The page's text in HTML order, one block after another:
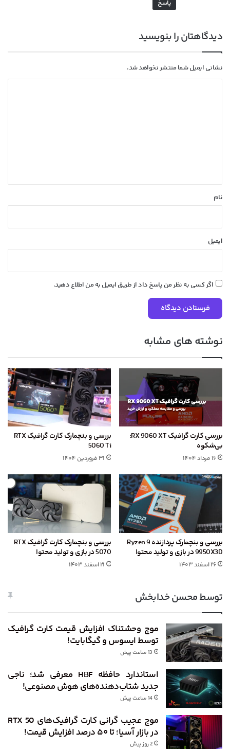
پاسخ
دیدگاهتان را بنویسید
نشانی ایمیل شما منتشر نخواهد شد.
نام
ایمیل
اگر کسی به نظر من پاسخ داد از طریق ایمیل به من اطلاع دهید.
نوشته های مشابه
بررسی کارت گرافیک RX 9060 XT:
بی‌شکوه
۱۶ مرداد ۱۴۰۴
بررسی و بنچمارک کارت گرافیک RTX
5060 Ti
۳۱ فروردین ۱۴۰۴
بررسی و بنچمارک پردازنده Ryzen 9
9950X3D در بازی و تولید محتوا
۲۶ اسفند ۱۴۰۳
بررسی و بنچمارک کارت گرافیک RTX
5070 در بازی و تولید محتوا
۲۱ اسفند ۱۴۰۳
توسط محسن خدابخش
موج وحشتناک افزایش قیمت کارت گرافیک
توسط ایسوس و گیگابایت!
13 ساعت پیش
استاندارد حافظه HBF معرفی شد؛ ناجی
جدید شتاب‌دهنده‌های هوش مصنوعی!
14 ساعت پیش
موج عجیب گرانی کارت گرافیک‌های RTX 50
در بازار آسیا؛ تا ۵۰ درصد افزایش قیمت!
2 روز پیش